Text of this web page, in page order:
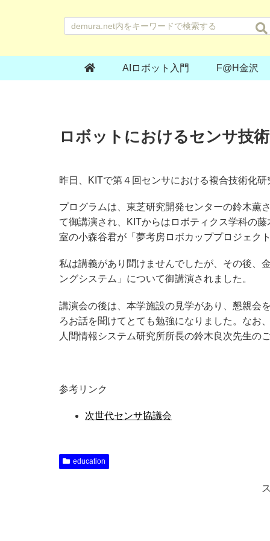
AIロボット入門 F@H金沢
ロボットにおけるセンサ技術
昨日、KITで第４回センサにおける複合技術化
プログラムは、東芝研究開発センターの鈴木薫
て御講演され、KITからはロボティクス学科の
室の小森谷君が「夢考房ロボカッププロジェク
私は講義があり聞けませんでしたが、その後、
ングシステム」について御講演されました。
講演会の後は、本学施設の見学があり、懇親会
ろお話を聞けてとても勉強になりました。なお
人間情報システム研究所所長の鈴木良次先生の
参考リンク
次世代センサ協議会
education